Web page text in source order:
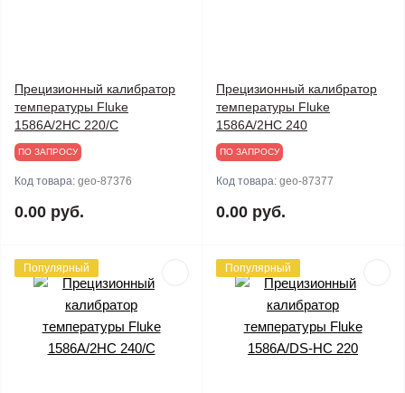
Прецизионный калибратор
температуры Fluke
1586A/2HC 220/C
ПО ЗАПРОСУ
Код товара: geo-87376
0.00 руб.
Прецизионный калибратор
температуры Fluke
1586A/2HC 240
ПО ЗАПРОСУ
Код товара: geo-87377
0.00 руб.
Популярный Популярный